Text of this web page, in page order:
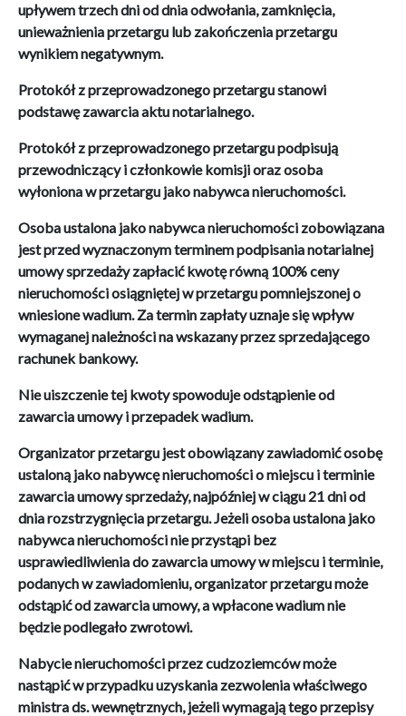
upływem trzech dni od dnia odwołania, zamknięcia,
unieważnienia przetargu lub zakończenia przetargu
wynikiem negatywnym.
Protokół z przeprowadzonego przetargu stanowi
podstawę zawarcia aktu notarialnego.
Protokół z przeprowadzonego przetargu podpisują
przewodniczący i członkowie komisji oraz osoba
wyłoniona w przetargu jako nabywca nieruchomości.
Osoba ustalona jako nabywca nieruchomości zobowiązana
jest przed wyznaczonym terminem podpisania notarialnej
umowy sprzedaży zapłacić kwotę równą 100% ceny
nieruchomości osiągniętej w przetargu pomniejszonej o
wniesione wadium. Za termin zapłaty uznaje się wpływ
wymaganej należności na wskazany przez sprzedającego
rachunek bankowy.
Nie uiszczenie tej kwoty spowoduje odstąpienie od
zawarcia umowy i przepadek wadium.
Organizator przetargu jest obowiązany zawiadomić osobę
ustaloną jako nabywcę nieruchomości o miejscu i terminie
zawarcia umowy sprzedaży, najpóźniej w ciągu 21 dni od
dnia rozstrzygnięcia przetargu. Jeżeli osoba ustalona jako
nabywca nieruchomości nie przystąpi bez
usprawiedliwienia do zawarcia umowy w miejscu i terminie,
podanych w zawiadomieniu, organizator przetargu może
odstąpić od zawarcia umowy, a wpłacone wadium nie
będzie podlegało zwrotowi.
Nabycie nieruchomości przez cudzoziemców może
nastąpić w przypadku uzyskania zezwolenia właściwego
ministra ds. wewnętrznych, jeżeli wymagają tego przepisy